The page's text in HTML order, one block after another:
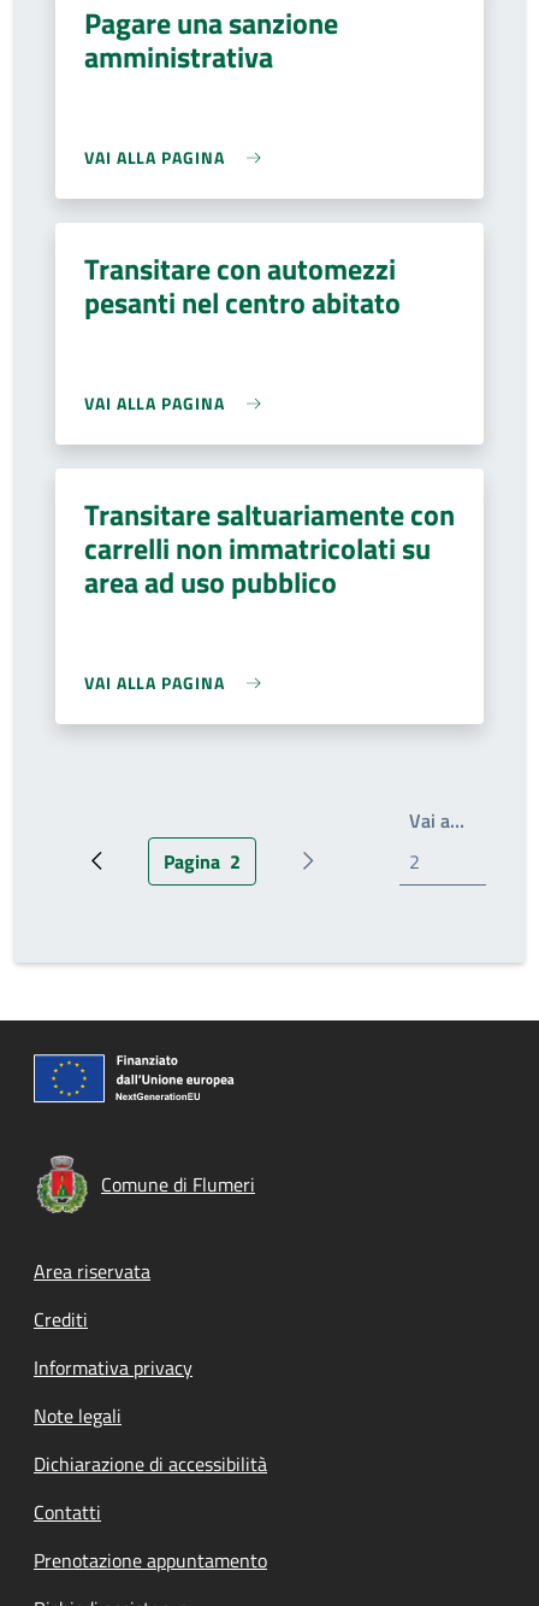
Pagare una sanzione
amministrativa
VAI ALLA PAGINA
Transitare con automezzi
pesanti nel centro abitato
VAI ALLA PAGINA
Transitare saltuariamente con
carrelli non immatricolati su
area ad uso pubblico
VAI ALLA PAGINA
Pagina precedentePagina attuale
Pagina 2 Prossima pagina
Vai a…
Comune di Flumeri
Footer menu
Area riservata
Crediti
Informativa privacy
Note legali
Dichiarazione di accessibilità
Contatti
Prenotazione appuntamento